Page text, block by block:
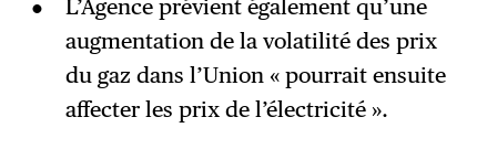
L’Agence prévient également qu’une
augmentation de la volatilité des prix
du gaz dans l’Union « pourrait ensuite
affecter les prix de l’électricité ».